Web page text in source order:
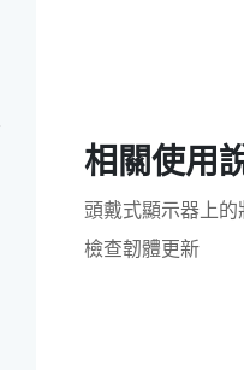
相關使用
頭戴式顯示器上的
檢查韌體更新